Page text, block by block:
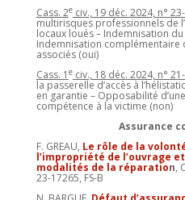
Cass. 2eciv., 19 déc. 2024, n°
multirisques professionnels de
locaux loués – Indemnisation
Indemnisation complémentaire
associés (oui)
Cass. 1 eciv., 18 déc. 2024, n°
la passerelle d’accès à
en garantie – Opposabilité
compétence à la victime (non)
Assurance
F. GREAU, Le rôle de la
l’impropriété de l’ouvrage
modalités de la réparation,
23-17265, FS-B